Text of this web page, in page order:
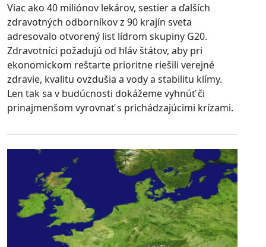
Viac ako 40 miliónov lekárov, sestier a ďalších
zdravotných odborníkov z 90 krajín sveta
adresovalo otvorený list lídrom skupiny G20.
Zdravotníci požadujú od hláv štátov, aby pri
ekonomickom reštarte prioritne riešili verejné
zdravie, kvalitu ovzdušia a vody a stabilitu klímy.
Len tak sa v budúcnosti dokážeme vyhnúť či
prinajmenšom vyrovnať s prichádzajúcimi krízami.